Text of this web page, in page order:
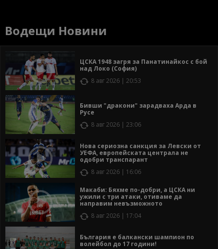
Водещи Новини
ЦСКА 1948 загря за Панатинайкос с бой
над Локо (София)
8 авг 2026 | 20:53
Бивши "дракони" зарадваха Арда в
Русе
8 авг 2026 | 23:06
Нова сериозна санкция за Левски от
УЕФА, европейската централа не
одобри транспарант
8 авг 2026 | 16:06
Макаби: Бяхме по-добри, а ЦСКА ни
ужили с три атаки, отиваме да
направим невъзможното
8 авг 2026 | 17:04
България е балкански шампион по
волейбол до 17 години!